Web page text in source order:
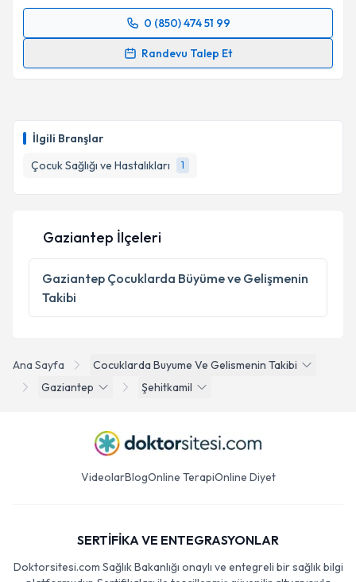
İlgili Branşlar
Çocuk Sağlığı ve Hastalıkları
1
Metni'ni okudum ve kişisel verilerimin belirtilen
kapsamda işlenmesini kabul ediyorum.
Takvim Talebini Gönder
0 (850) 474 51 99
Randevu Talep Et
Randevu Takvimi Talebi
E-posta Adresiniz
Kişisel verilerimin işlenmesine ilişkin
Metni 'ni okudum ve kişisel verilerimin belirtilen
kapsamda işlenmesini kabul ediyorum.
Ana Sayfa
Cocuklarda Buyume Ve Gelismenin Takibi
Gaziantep
Şehitkamil
Gaziantep İlçeleri
Gaziantep Çocuklarda Büyüme ve Gelişmenin
Takibi
VideolarBlogOnline TerapiOnline Diyet
SERTİFİKA VE ENTEGRASYONLAR
Doktorsitesi.com Sağlık Bakanlığı onaylı ve entegreli bir sağlık bilgi